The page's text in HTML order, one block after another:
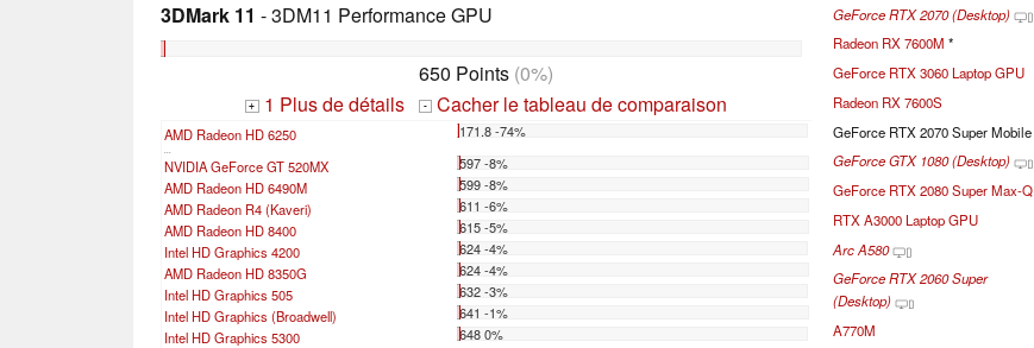
3DMark 11 - 3DM11 Performance GPU
650 Points (0%)
+ 1 Plus de détails - Cacher le tableau de comparaison
AMD Radeon HD 6250 171.8 -74%
...
NVIDIA GeForce GT 520MX
597 -8%
AMD Radeon HD 6490M
599 -8%
AMD Radeon R4 (Kaveri)
611 -6%
AMD Radeon HD 8400
615 -5%
Intel HD Graphics 4200
624 -4%
AMD Radeon HD 8350G
624 -4%
Intel HD Graphics 505
632 -3%
Intel HD Graphics (Broadwell)
641 -1%
Intel HD Graphics 5300
648 0%
GeForce RTX 2070 (Desktop)
Radeon RX 7600M *
GeForce RTX 3060 Laptop GPU
Radeon RX 7600S
GeForce RTX 2070 Super Mobile
GeForce GTX 1080 (Desktop)
GeForce RTX 2080 Super Max-Q
RTX A3000 Laptop GPU
Arc A580
GeForce RTX 2060 Super
(Desktop)
A770M